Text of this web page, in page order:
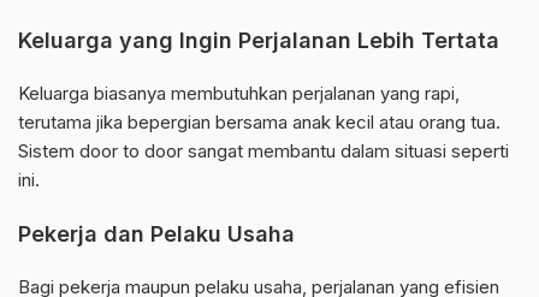
Keluarga yang Ingin Perjalanan Lebih Tertata
Keluarga biasanya membutuhkan perjalanan yang rapi,
terutama jika bepergian bersama anak kecil atau orang tua.
Sistem door to door sangat membantu dalam situasi seperti
ini.
Pekerja dan Pelaku Usaha
Bagi pekerja maupun pelaku usaha, perjalanan yang efisien